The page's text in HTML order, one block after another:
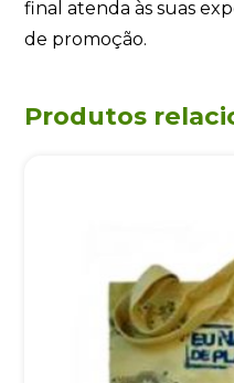
final atenda às suas
de promoção.
Produtos